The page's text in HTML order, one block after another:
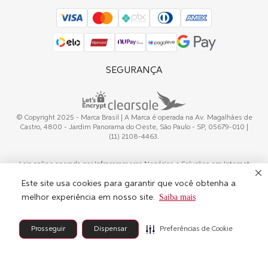
Este site usa cookies para garantir que você obtenha a
melhor experiência em nosso site.
Saiba mais
Prosseguir Dispensar Preferências de Cookie
SEGURANÇA
© Copyright 2025 - Marca Brasil | A Marca é operada na Av. Magalhães de
Castro, 4800 - Jardim Panorama do Oeste, São Paulo - SP, 05679-010 |
(11) 2108-4463.
Loja online operada por Infracommerce Negócios e Soluções em Internet
Powerd by